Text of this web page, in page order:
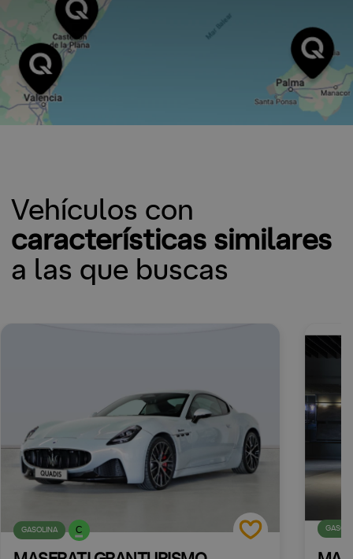
Vehículos con
características similares
a las que buscas
GASOLINA C